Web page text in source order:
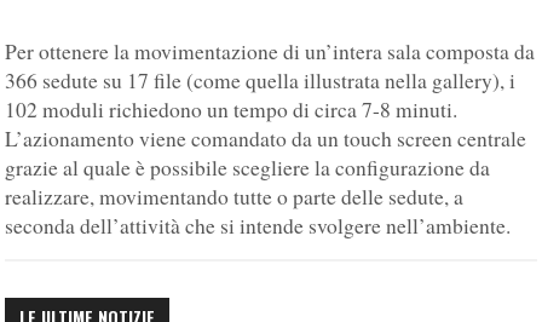
Per ottenere la movimentazione di un’intera sala composta da
366 sedute su 17 file (come quella illustrata nella gallery), i
102 moduli richiedono un tempo di circa 7-8 minuti.
L’azionamento viene comandato da un touch screen centrale
grazie al quale è possibile scegliere la configurazione da
realizzare, movimentando tutte o parte delle sedute, a
seconda dell’attività che si intende svolgere nell’ambiente.
LE ULTIME NOTIZIE